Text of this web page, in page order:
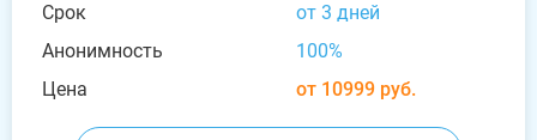
Срок
от 3 дней
Анонимность
100%
Цена
от 10999 руб.